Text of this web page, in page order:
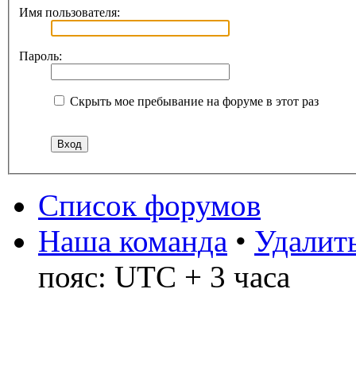
Имя пользователя:
Пароль:
Скрыть мое пребывание на форуме в этот раз
Список форумов
Наша команда •
пояс: UTC + 3 часа